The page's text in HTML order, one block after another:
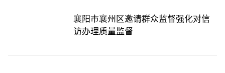
襄阳市襄州区邀请群众监督强化对信
访办理质量监督